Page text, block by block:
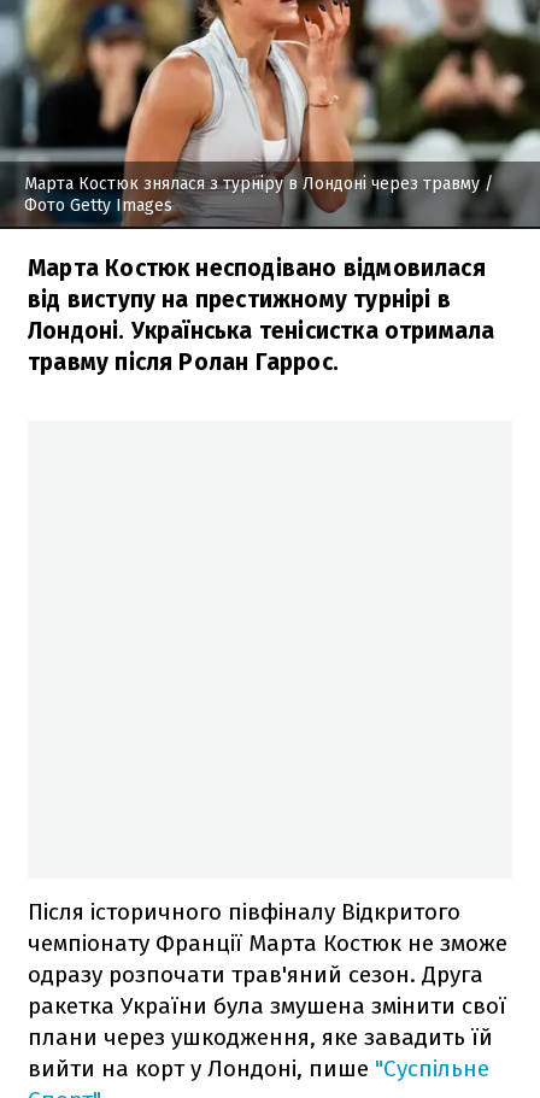
Марта Костюк знялася з турніру в Лондоні через травму /
Фото Getty Images
Марта Костюк несподівано відмовилася
від виступу на престижному турнірі в
Лондоні. Українська тенісистка отримала
травму після Ролан Гаррос.
Після історичного півфіналу Відкритого
чемпіонату Франції Марта Костюк не зможе
одразу розпочати трав'яний сезон. Друга
ракетка України була змушена змінити свої
плани через ушкодження, яке завадить їй
вийти на корт у Лондоні, пише "Суспільне